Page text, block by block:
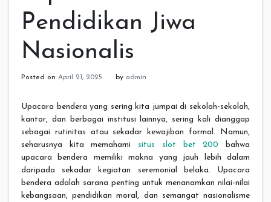
Pendidikan Jiwa
Nasionalis
Posted on April 21, 2025 by admin
Upacara bendera yang sering kita jumpai di sekolah-sekolah,
kantor, dan berbagai institusi lainnya, sering kali dianggap
sebagai rutinitas atau sekadar kewajiban formal. Namun,
seharusnya kita memahami situs slot bet 200 bahwa
upacara bendera memiliki makna yang jauh lebih dalam
daripada sekadar kegiatan seremonial belaka. Upacara
bendera adalah sarana penting untuk menanamkan nilai-nilai
kebangsaan, pendidikan moral, dan semangat nasionalisme